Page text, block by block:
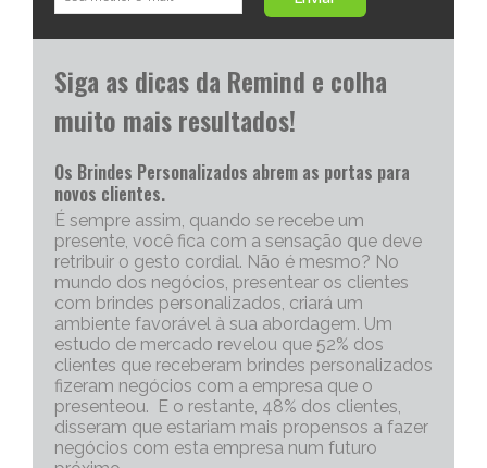
Siga as dicas da Remind e colha
muito mais resultados!
Os Brindes Personalizados abrem as portas para
novos clientes.
É sempre assim, quando se recebe um
presente, você fica com a sensação que deve
retribuir o gesto cordial. Não é mesmo? No
mundo dos negócios, presentear os clientes
com brindes personalizados, criará um
ambiente favorável à sua abordagem. Um
estudo de mercado revelou que 52% dos
clientes que receberam brindes personalizados
fizeram negócios com a empresa que o
presenteou. E o restante, 48% dos clientes,
disseram que estariam mais propensos a fazer
negócios com esta empresa num futuro